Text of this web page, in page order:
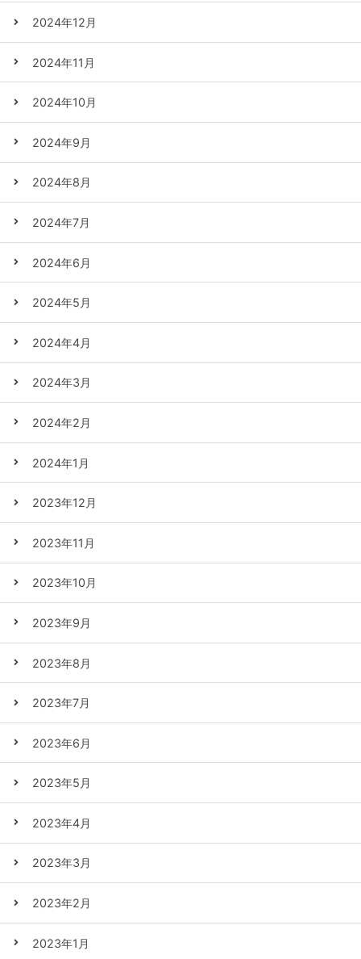
2024年12月
2024年11月
2024年10月
2024年9月
2024年8月
2024年7月
2024年6月
2024年5月
2024年4月
2024年3月
2024年2月
2024年1月
2023年12月
2023年11月
2023年10月
2023年9月
2023年8月
2023年7月
2023年6月
2023年5月
2023年4月
2023年3月
2023年2月
2023年1月